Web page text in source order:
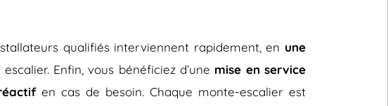
qualifiés interviennent rapidement, en une
Enfin, vous bénéficiez d’une mise en service
en cas de besoin. Chaque monte-escalier est